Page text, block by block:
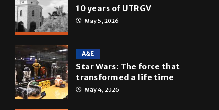
Multimedia
Star Wars: The force that